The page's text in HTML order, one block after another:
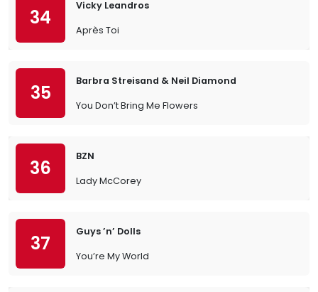
34
Vicky Leandros
Après Toi
35
Barbra Streisand & Neil Diamond
You Don’t Bring Me Flowers
36
BZN
Lady McCorey
37
Guys ’n’ Dolls
You’re My World